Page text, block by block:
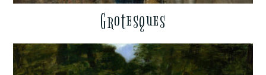
Grotesques